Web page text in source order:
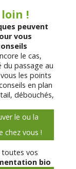
!
peuvent
vous
le cas,
du passage au
les points
en plan
débouchés,
le ou la
chez vous !
vos
bio